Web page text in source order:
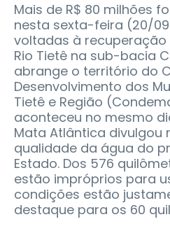
Mais de R$ 80 milhões
nesta sexta-feira (20/
voltadas à
Rio Tietê na sub-bacia
abrange o território do
Desenvolvimento dos
Tietê e Região
aconteceu no mesmo
Mata Atlântica divulgou
qualidade da água do
Estado. Dos 576
estão impróprios para
condições estão
destaque para os 60